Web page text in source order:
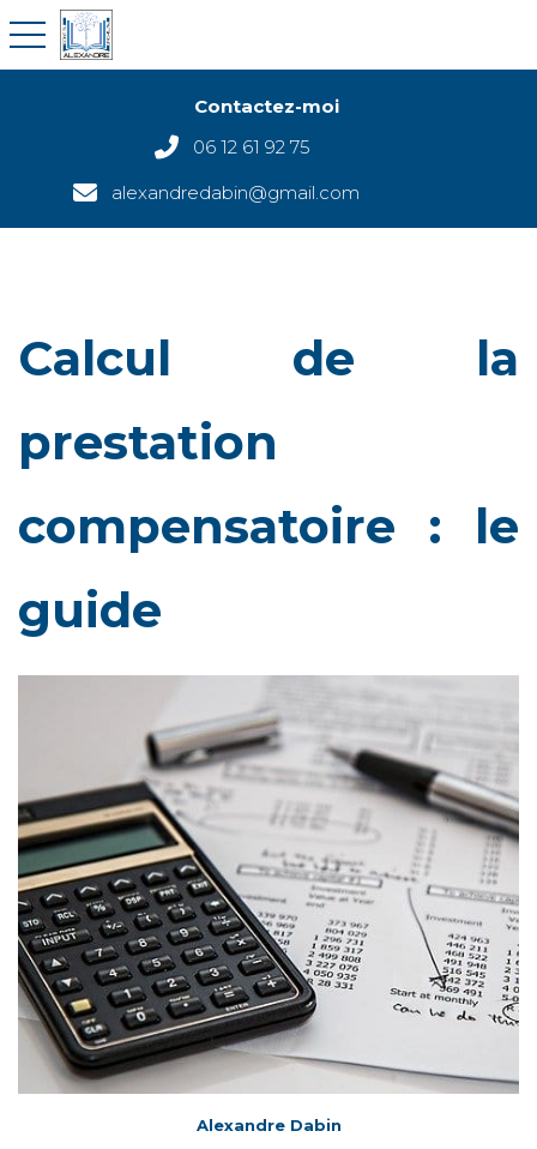
toggle navigation
Contactez-moi
06 12 61 92 75
alexandredabin@gmail.com
Calcul de la
prestation
compensatoire : le
guide
Alexandre Dabin